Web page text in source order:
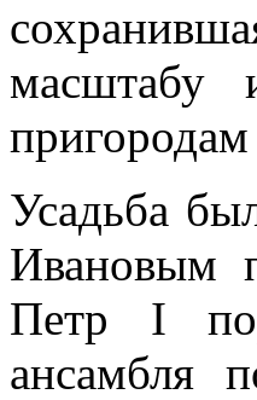
масштабу
Усадьба
Ивановым
Петр I
ансамбля